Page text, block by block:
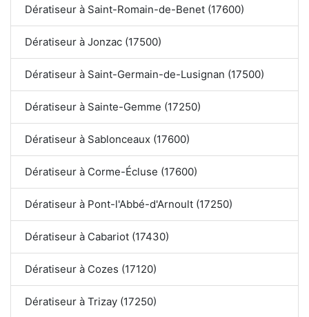
Dératiseur à Saint-Romain-de-Benet (17600)
Dératiseur à Jonzac (17500)
Dératiseur à Saint-Germain-de-Lusignan (17500)
Dératiseur à Sainte-Gemme (17250)
Dératiseur à Sablonceaux (17600)
Dératiseur à Corme-Écluse (17600)
Dératiseur à Pont-l'Abbé-d'Arnoult (17250)
Dératiseur à Cabariot (17430)
Dératiseur à Cozes (17120)
Dératiseur à Trizay (17250)